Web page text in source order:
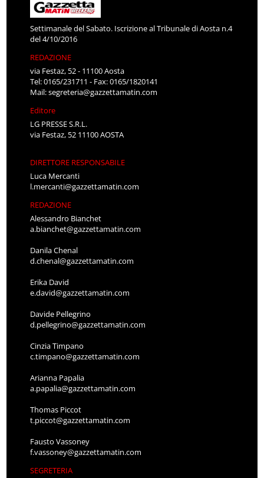
Settimanale del Sabato. Iscrizione al Tribunale di Aosta n.4
del 4/10/2016
REDAZIONE
via Festaz, 52 - 11100 Aosta
Tel: 0165/231711 - Fax: 0165/1820141
Mail:segreteria@gazzettamatin.com
Editore
LG PRESSE S.R.L.
via Festaz, 52 11100 AOSTA
DIRETTORE RESPONSABILE
Luca Mercanti
l.mercanti@gazzettamatin.com
REDAZIONE
Alessandro Bianchet
a.bianchet@gazzettamatin.com
Danila Chenal
d.chenal@gazzettamatin.com
Erika David
e.david@gazzettamatin.com
Davide Pellegrino
d.pellegrino@gazzettamatin.com
Cinzia Timpano
c.timpano@gazzettamatin.com
Arianna Papalia
a.papalia@gazzettamatin.com
Thomas Piccot
t.piccot@gazzettamatin.com
Fausto Vassoney
f.vassoney@gazzettamatin.com
SEGRETERIA